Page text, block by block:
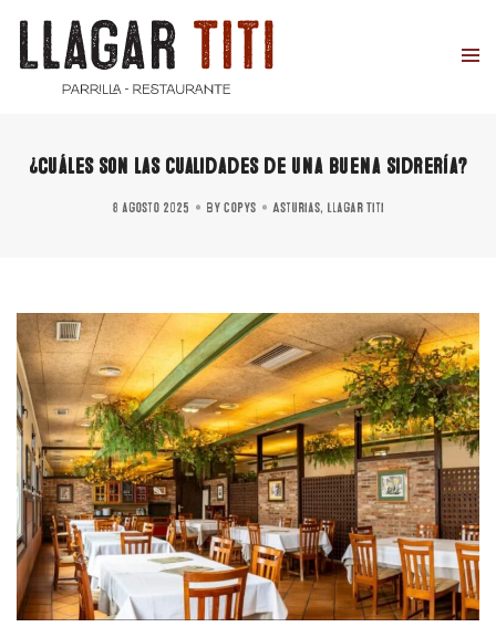
¿Cuáles son las cualidades de una buena sidrería?
8 agosto 2025 Bycopys Asturias, Llagar Titi